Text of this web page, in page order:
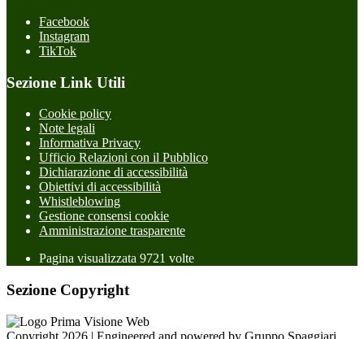
Facebook
Instagram
TikTok
Sezione Link Utili
Cookie policy
Note legali
Informativa Privacy
Ufficio Relazioni con il Pubblico
Dichiarazione di accessibilità
Obiettivi di accessibilità
Whistleblowing
Gestione consensi cookie
Amministrazione trasparente
Pagina visualizzata 9721 volte
Sezione Copyright
Copyright 2026 | Engineered and powered by Gruppo Spaggiari